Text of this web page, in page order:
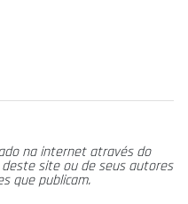
na internet através do
site ou de seus autores
que publicam.